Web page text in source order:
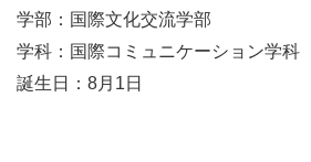
学部：国際文化交流学部
学科：国際コミュニケーション学科
誕生日：8月1日